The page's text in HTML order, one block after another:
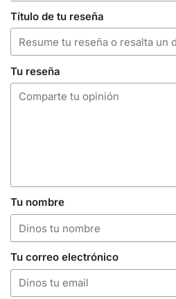
Título de tu reseña
Tu reseña
Tu nombre
Tu correo electrónico